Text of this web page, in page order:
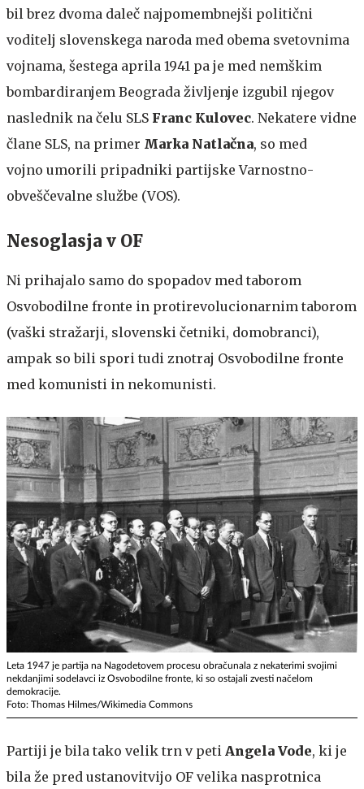
bil brez dvoma daleč najpomembnejši politični
voditelj slovenskega naroda med obema svetovnima
vojnama, šestega aprila 1941 pa je med nemškim
bombardiranjem Beograda življenje izgubil njegov
naslednik na čelu SLS Franc Kulovec. Nekatere vidne
člane SLS, na primer Marka Natlačna, so med
vojno umorili pripadniki partijske Varnostno-
obveščevalne službe (VOS).
Nesoglasja v OF
Ni prihajalo samo do spopadov med taborom
Osvobodilne fronte in protirevolucionarnim taborom
(vaški stražarji, slovenski četniki, domobranci),
ampak so bili spori tudi znotraj Osvobodilne fronte
med komunisti in nekomunisti.
Leta 1947 je partija na Nagodetovem procesu obračunala z nekaterimi svojimi
nekdanjimi sodelavci iz Osvobodilne fronte, ki so ostajali zvesti načelom
demokracije.
Foto: Thomas Hilmes/Wikimedia Commons
Partiji je bila tako velik trn v peti Angela Vode, ki je
bila že pred ustanovitvijo OF velika nasprotnica